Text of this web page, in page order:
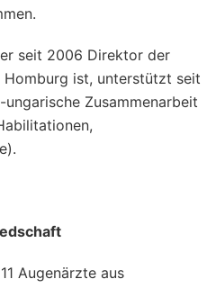
seit 2006 Direktor der
ist, unterstützt seit
Zusammenarbeit
Augenärzte aus